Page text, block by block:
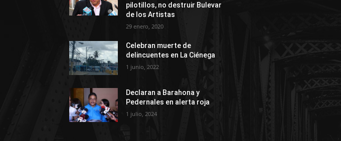
pilotillos, no destruir Bulevar
de los Artistas
29 enero, 2020
Celebran muerte de
delincuentes en La Ciénega
1 junio, 2022
Declaran a Barahona y
Pedernales en alerta roja
1 julio, 2024